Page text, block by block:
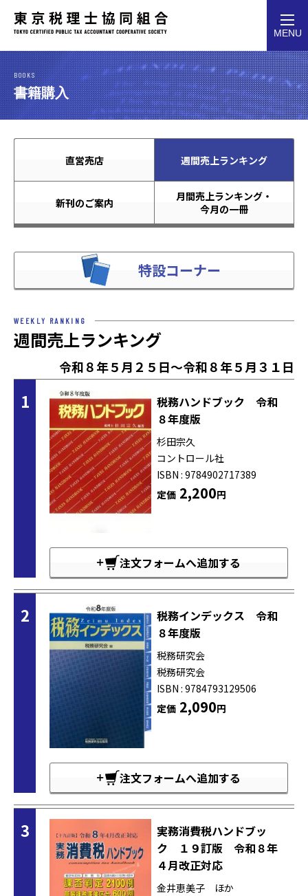
MENU
BOOKS
書籍購入
直営売店 週間売上ランキング
新刊のご案内
月間売上ランキング・
今月の一冊
特設コーナー
WEEKLY RANKING
週間売上ランキング
令和８年５月２５日～令和８年５月３１日
1
税務ハンドブック 令和
８年度版
杉田宗久
コントロール社
ISBN : 9784902717389
定価2,200円
注文フォームへ追加する
2
税務インデックス 令和
８年度版
税務研究会
税務研究会
ISBN : 9784793129506
定価2,090円
注文フォームへ追加する
3
実務消費税ハンドブッ
ク １９訂版 令和８年
４月改正対応
金井恵美子 ほか